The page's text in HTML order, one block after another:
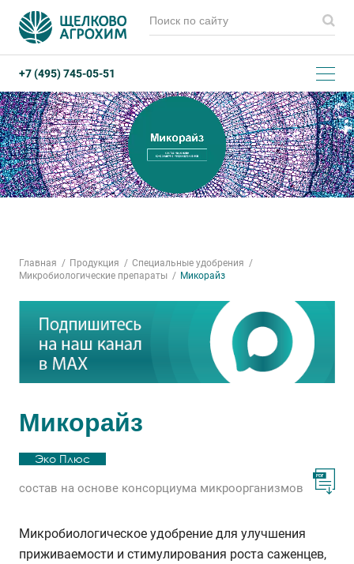
+7 (495) 745-05-51
Главная Продукция
Специальные удобрения
Микробиологические препараты
Микорайз
Микорайз
Эко Плюс
состав на основе консорциума микроорганизмов
Микробиологическое удобрение для улучшения
приживаемости и стимулирования роста саженцев,